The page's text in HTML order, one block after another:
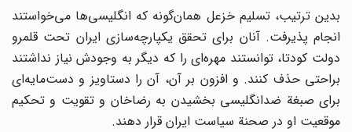
بدین ترتیب، تسلیم خزعل همان‌گونه که انگلیسی‌ها می‌خواستند
انجام پذیرفت. آنان برای تحقق یکپارچه‌سازی ایران تحت قلمرو
دولت کودتا، توانستند مهره‌ای را که دیگر به وجودش نیاز نداشتند
براحتی حذف کنند. و افزون بر آن، آن را دستاویز و دست‌مایه‌ای
برای صبغة ضدانگلیسی بخشیدن به رضاخان و تقویت و تحکیم
موقعیت او در صحنة سیاست ایران قرار دهند.